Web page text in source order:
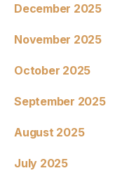
December 2025
November 2025
October 2025
September 2025
August 2025
July 2025